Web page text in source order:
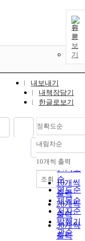
원
문
보
기
내보내기
내책장담기
한글로보기
정확도순
정확도
순
인기도
순
연도순
제목순
저자순
발행기
관순
내림차순
내림차
10개씩 출력
10개씩
출력
20개씩
출력
30개씩
출력
조회